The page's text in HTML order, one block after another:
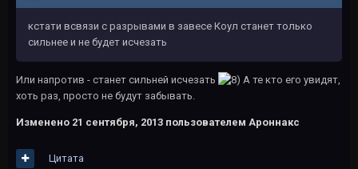
кстати всвязи с разрывами в завесе Коул станет только
сильнее и не будет исчезать
Или напротив - станет сильней исчезать
А те кто его увидят,
хоть раз, просто не будут забывать.
Изменено 21 сентября, 2013 пользователем Ароннакс
Цитата